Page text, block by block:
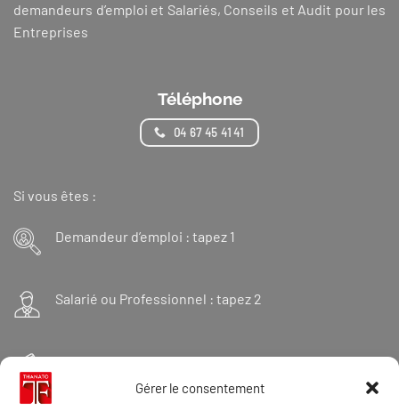
Gérer le consentement
demandeurs d’emploi et Salariés, Conseils et Audit pour les
Entreprises
Téléphone
04 67 45 41 41
Si vous êtes :
Demandeur d’emploi : tapez 1
Salarié ou Professionnel : tapez 2
Financeur : tapez 3